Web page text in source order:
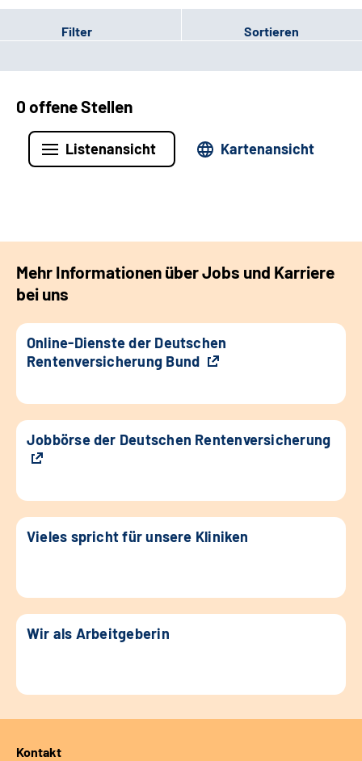
Filter Sortieren
0 offene Stellen
Listenansicht Kartenansicht
Mehr Informationen über Jobs und Karriere
bei uns
Online-Dienste der Deutschen
Rentenversicherung Bund
Jobbörse der Deutschen Rentenversicherung
Vieles spricht für unsere Kliniken
Wir als Arbeitgeberin
Kontakt